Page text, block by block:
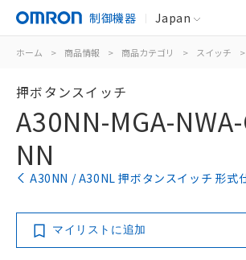
制御機器 Japan
ホーム > 商品情報 > 商品カテゴリ > スイッチ >
押ボタンスイッチ
A30NN-MGA-
NN
A30NN / A30NL 押ボタンスイッチ 形式
マイリストに追加